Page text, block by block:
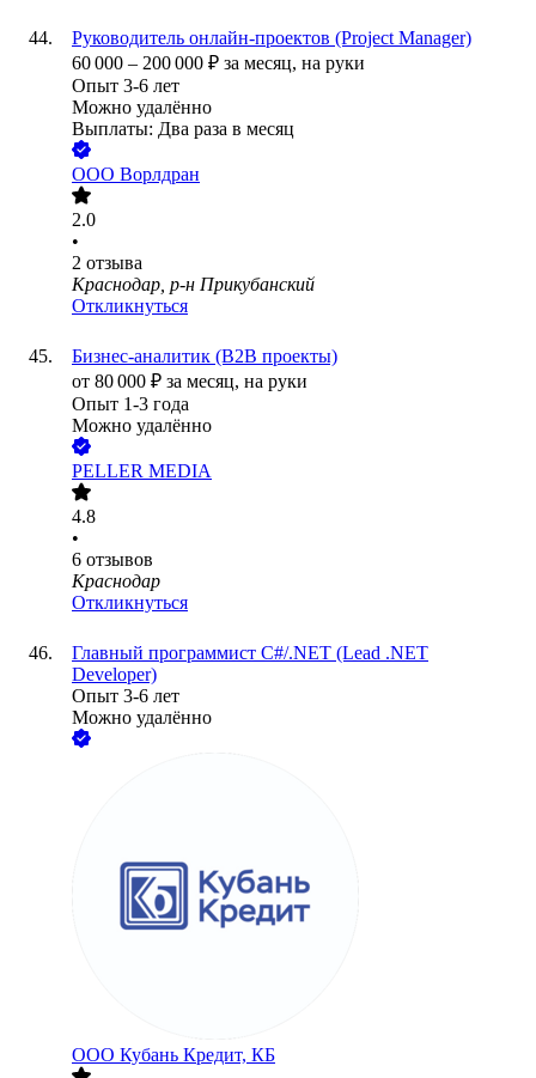
Руководитель онлайн-проектов (Project Manager)
60 000 – 200 000 ₽ за месяц, на руки
Опыт 3-6 лет
Можно удалённо
Выплаты: Два раза в месяц
ООО Ворлдран
2.0
•
2 отзыва
Краснодар, р-н Прикубанский
Откликнуться
Бизнес-аналитик (B2B проекты)
от 80 000 ₽ за месяц, на руки
Опыт 1-3 года
Можно удалённо
PELLER MEDIA
4.8
•
6 отзывов
Краснодар
Откликнуться
Главный программист C#/.NET (Lead .NET
Developer)
Опыт 3-6 лет
Можно удалённо
ООО Кубань Кредит, КБ